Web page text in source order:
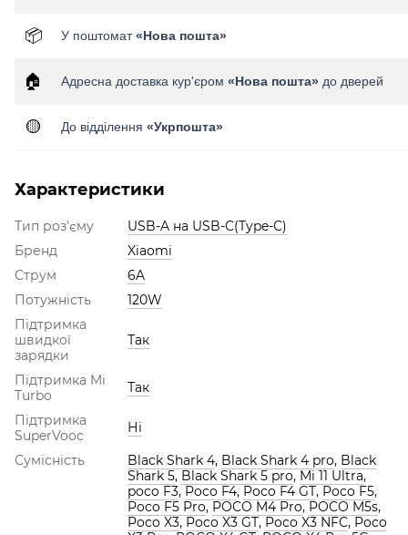
📦 У поштомат«Нова пошта»
🏠 Адресна доставка кур'єром «Нова пошта» до дверей
🟡 До відділення «Укрпошта»
Характеристики
Тип роз'єму
USB-A на USB-C(Type-C)
Бренд
Xiaomi
Струм
6A
Потужність
120W
Підтримка
швидкої
зарядки
Так
Підтримка Mi
Turbo
Так
Підтримка
SuperVooc
Ні
Сумісність
Black Shark 4, Black Shark 4 pro, Black
Shark 5, Black Shark 5 pro, Mi 11 Ultra,
poco F3, Poco F4, Poco F4 GT, Poco F5,
Poco F5 Pro, POCO M4 Pro, POCO M5s,
Poco X3, Poco X3 GT, Poco X3 NFC, Poco